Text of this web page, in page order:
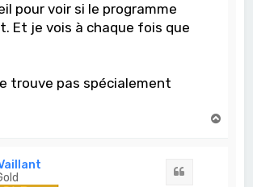
pour voir si le programme
Et je vois à chaque fois que
trouve pas spécialement